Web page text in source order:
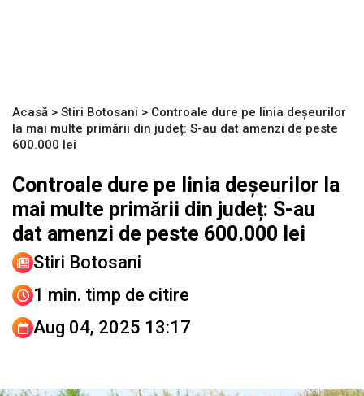
Acasă > Stiri Botosani > Controale dure pe linia deșeurilor
la mai multe primării din județ: S-au dat amenzi de peste
600.000 lei
Controale dure pe linia deșeurilor la
mai multe primării din județ: S-au
dat amenzi de peste 600.000 lei
Stiri Botosani
1 min. timp de citire
Aug 04, 2025 13:17